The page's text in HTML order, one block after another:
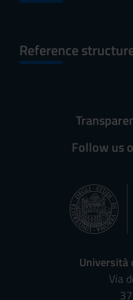
Reference
Follow us
Università
Via